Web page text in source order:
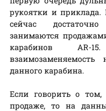
рукоятки и приклада.
сейчас
занимаются
карабинов AR-
данного карабина.
Если говорить о
продаже, то на